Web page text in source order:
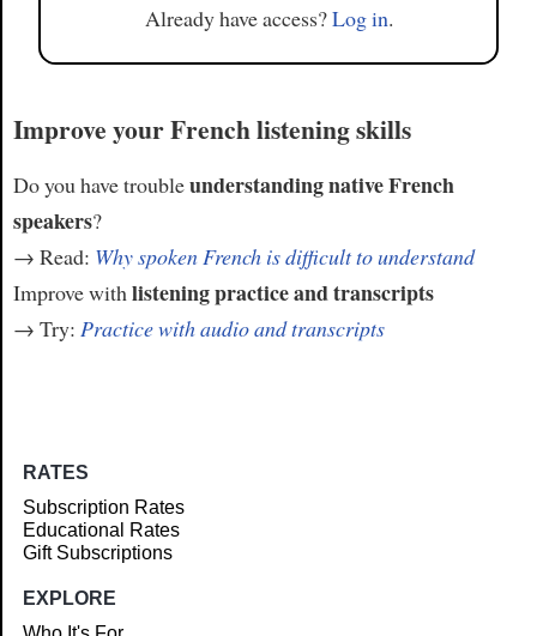
Already have access?Log in.
Improve your French listening skills
Do you have troubleunderstanding native French
speakers?
→ Read: Why spoken French is difficult to understand
Improve with listening practice and transcripts
→ Try: Practice with audio and transcripts
RATES
Subscription Rates
Educational Rates
Gift Subscriptions
EXPLORE